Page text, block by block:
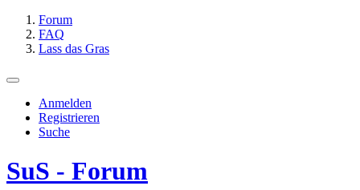
Forum
FAQ
Lass das Gras
Anmelden
Registrieren
Suche
SuS - Forum